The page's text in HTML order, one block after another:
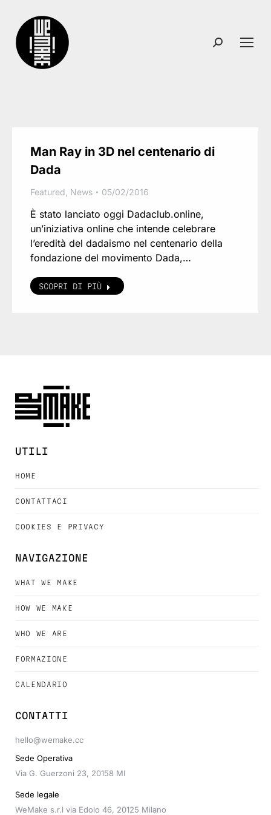
Search:
Man Ray in 3D nel centenario di
Dada
Featured News 05/02/2016
È stato lanciato oggi Dadaclub.online,
un’iniziativa online che intende celebrare
l’eredità del dadaismo nel centenario della
fondazione del movimento Dada,…
SCOPRI DI PIÙ
UTILI
HOME
CONTATTACI
COOKIES E PRIVACY
NAVIGAZIONE
WHAT WE MAKE
HOW WE MAKE
WHO WE ARE
FORMAZIONE
CALENDARIO
CONTATTI
hello@wemake.cc
Sede Operativa
Via G. Guerzoni 23, 20158 MI
Sede legale
WeMake s.r.l via Edolo 46, 20125 Milano